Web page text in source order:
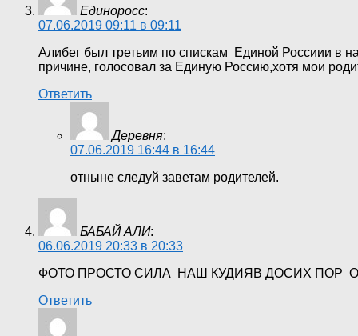
Единоросс:
07.06.2019 09:11 в 09:11
Алибег был третьим по спискам Единой Россиии в
причине, голосовал за Единую Россию,хотя мои
Ответить
Деревня:
07.06.2019 16:44 в 16:44
отныне следуй заветам родителей.
БАБАЙ АЛИ:
06.06.2019 20:33 в 20:33
ФОТО ПРОСТО СИЛА НАШ КУДИЯВ ДОСИХ ПОР
Ответить